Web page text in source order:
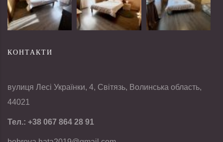
КОНТАКТИ
вулиця Лесі Українки, 4, Світязь, Волинська область,
44021
Тел.: +38 067 864 28 91